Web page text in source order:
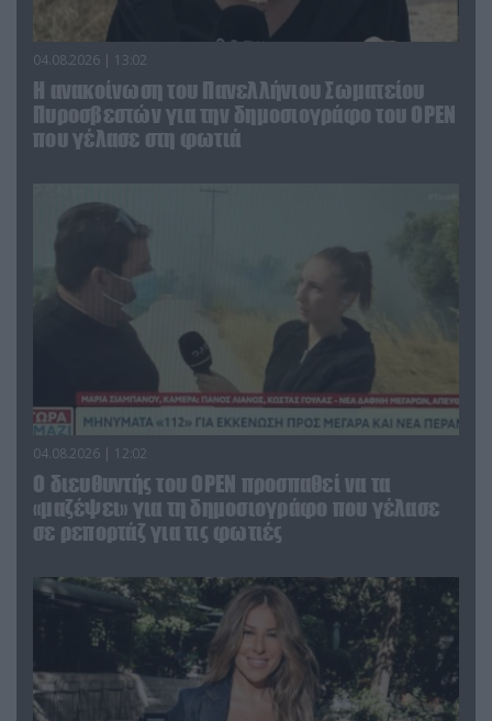
04.08.2026 | 13:02
Η ανακοίνωση του Πανελλήνιου Σωματείου
Πυροσβεστών για την δημοσιογράφο του OPEN
που γέλασε στη φωτιά
04.08.2026 | 12:02
O διευθυντής του OPEN προσπαθεί να τα
«μαζέψει» για τη δημοσιογράφο που γέλασε
σε ρεπορτάζ για τις φωτιές